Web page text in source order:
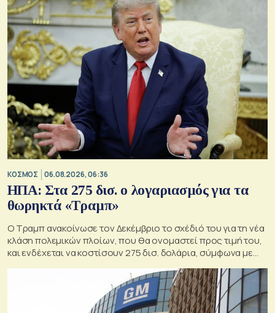
ΚΟΣΜΟΣ 06.08.2026, 06:36
ΗΠΑ: Στα 275 δισ. ο λογαριασμός για τα
θωρηκτά «Τραμπ»
Ο Τραμπ ανακοίνωσε τον Δεκέμβριο το σχέδιό του για τη νέα
κλάση πολεμικών πλοίων, που θα ονομαστεί προς τιμή του,
και ενδέχεται να κοστίσουν 275 δισ. δολάρια, σύμφωνα με